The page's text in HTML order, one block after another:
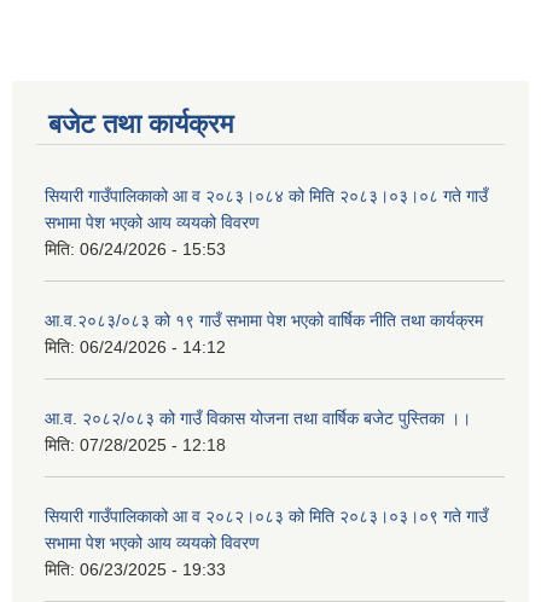
बजेट तथा कार्यक्रम
सियारी गाउँपालिकाको आ व २०८३।०८४ को मिति २०८३।०३।०८ गते गाउँ
सभामा पेश भएको आय व्ययको विवरण
मिति: 06/24/2026 - 15:53
आ.व.२०८३/०८३ को १९ गाउँ सभामा पेश भएको वार्षिक नीति तथा कार्यक्रम
मिति: 06/24/2026 - 14:12
आ.व. २०८२/०८३ को गाउँ विकास योजना तथा वार्षिक बजेट पुस्तिका ।।
मिति: 07/28/2025 - 12:18
सियारी गाउँपालिकाको आ व २०८२।०८३ को मिति २०८३।०३।०९ गते गाउँ
सभामा पेश भएको आय व्ययको विवरण
मिति: 06/23/2025 - 19:33